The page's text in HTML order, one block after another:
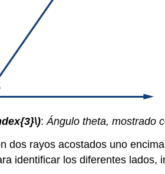
: Ángulo theta, mostrado
rayos acostados uno
identificar los diferentes lados,